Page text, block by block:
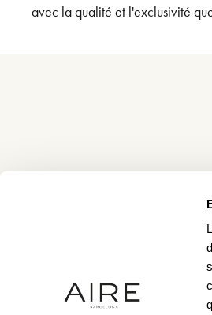
avec la qualité et l'exclusivité